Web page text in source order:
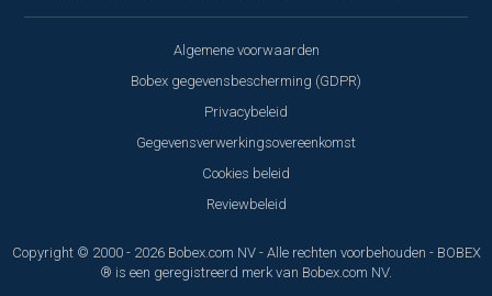
Algemene voorwaarden
Bobex gegevensbescherming (GDPR)
Privacybeleid
Gegevensverwerkingsovereenkomst
Cookies beleid
Reviewbeleid
Copyright © 2000 - 2026 Bobex.com NV - Alle rechten voorbehouden - BOBEX
® is een geregistreerd merk van Bobex.com NV.